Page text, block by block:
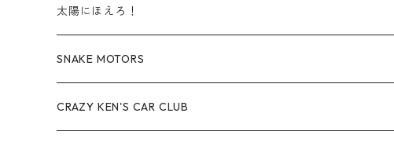
レクサス / LEXUS
アウディ / Audi
ロータス / LOTUS
赤箱 - 絶版（廃盤）トミカ No.70-79
TLV - No. LV-70-79
TLVN - No. LV-60-69
太陽にほえろ！
SNAKE MOTORS
CRAZY KEN'S CAR CLUB